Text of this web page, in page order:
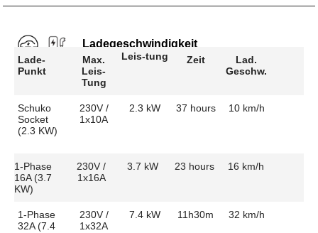
Ladegeschwindigkeit
Lade-
Punkt
Max.
Leis-
Tung
Leis-tung Zeit
Lad.
Geschw.
Schuko
Socket
(2.3 KW)
230V /
1x10A
2.3 kW 37 hours 10 km/h
1-Phase
16A (3.7
KW)
230V /
1x16A
3.7 kW 23 hours 16 km/h
1-Phase
32A (7.4
230V /
1x32A
7.4 kW 11h30m 32 km/h